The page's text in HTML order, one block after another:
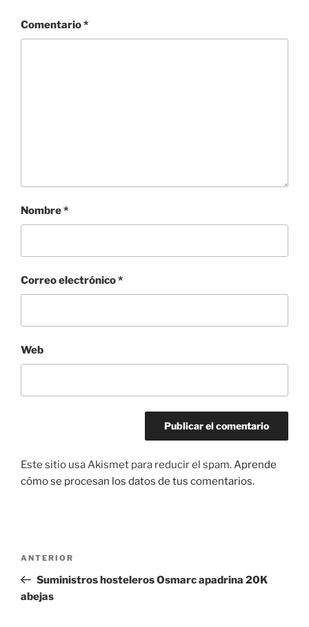
Comentario*
Nombre*
Correo electrónico*
Web
Este sitio usa Akismet para reducir el spam. Aprende
cómo se procesan los datos de tus comentarios.
entradas
Entrada
anterior:
ANTERIOR
Suministros hosteleros Osmarc apadrina 20K
abejas